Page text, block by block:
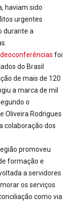
haviam sido
urgentes
durante a
foi
do Brasil
de mais de 120
a marca de mil
o
Oliveira Rodrigues
colaboração dos
promoveu
formação e
a servidores
os serviços
como via